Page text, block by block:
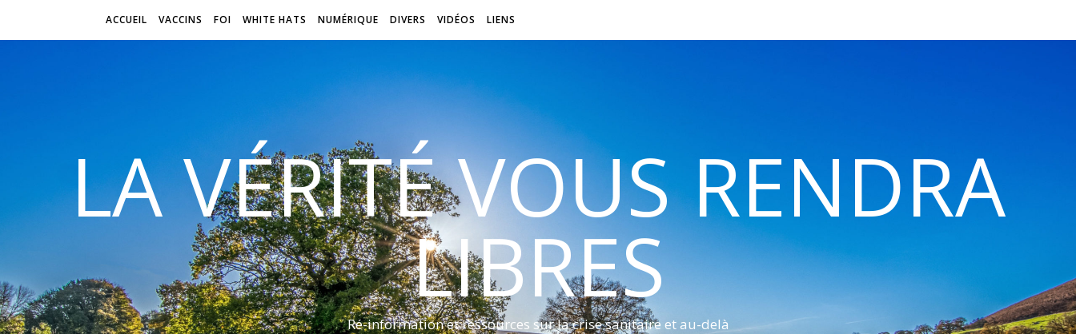
ACCUEIL VACCINS FOI WHITE HATS NUMÉRIQUE DIVERS VIDÉOS LIENS
LA VÉRITÉ VOUS RENDRA
LIBRES
Ré-information et ressources sur la crise sanitaire et au-delà